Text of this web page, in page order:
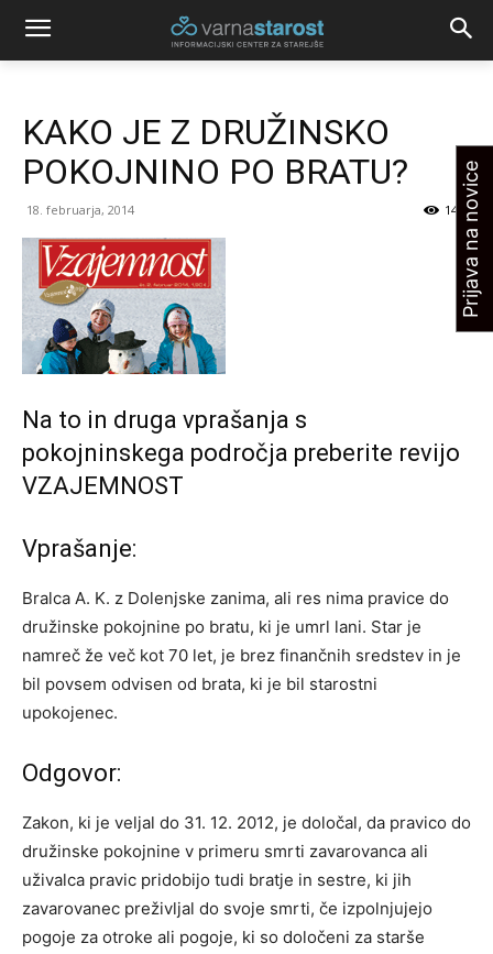
KAKO JE Z DRUŽINSKO
POKOJNINO PO BRATU?
18. februarja, 2014 1443
Na to in druga vprašanja s
pokojninskega področja preberite revijo
VZAJEMNOST
Vprašanje:
Bralca A. K. z Dolenjske zanima, ali res nima pravice do
družinske pokojnine po bratu, ki je umrl lani. Star je
namreč že več kot 70 let, je brez finančnih sredstev in je
bil povsem odvisen od brata, ki je bil starostni
upokojenec.
Odgovor:
Zakon, ki je veljal do 31. 12. 2012, je določal, da pravico do
družinske pokojnine v primeru smrti zavarovanca ali
uživalca pravic pridobijo tudi bratje in sestre, ki jih
zavarovanec preživljal do svoje smrti, če izpolnjujejo
pogoje za otroke ali pogoje, ki so določeni za starše
Prijava na novice